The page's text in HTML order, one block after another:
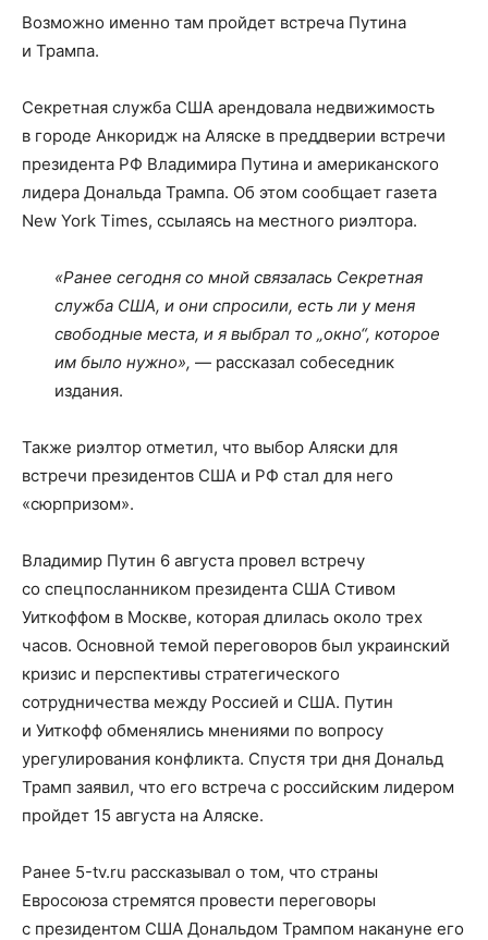
Возможно именно там пройдет встреча Путина
и Трампа.
Секретная служба США арендовала недвижимость
в городе Анкоридж на Аляске в преддверии встречи
президента РФ Владимира Путина и американского
лидера Дональда Трампа. Об этом сообщает газета
New York Times, ссылаясь на местного риэлтора.
«Ранее сегодня со мной связалась Секретная
служба США, и они спросили, есть ли у меня
свободные места, и я выбрал то „окно“, которое
им было нужно», — рассказал собеседник
издания.
Также риэлтор отметил, что выбор Аляски для
встречи президентов США и РФ стал для него
«сюрпризом».
Владимир Путин 6 августа провел встречу
со спецпосланником президента США Стивом
Уиткоффом в Москве, которая длилась около трех
часов. Основной темой переговоров был украинский
кризис и перспективы стратегического
сотрудничества между Россией и США. Путин
и Уиткофф обменялись мнениями по вопросу
урегулирования конфликта. Спустя три дня Дональд
Трамп заявил, что его встреча с российским лидером
пройдет 15 августа на Аляске.
Ранее 5-tv.ru рассказывал о том, что страны
Евросоюза стремятся провести переговоры
с президентом США Дональдом Трампом накануне его